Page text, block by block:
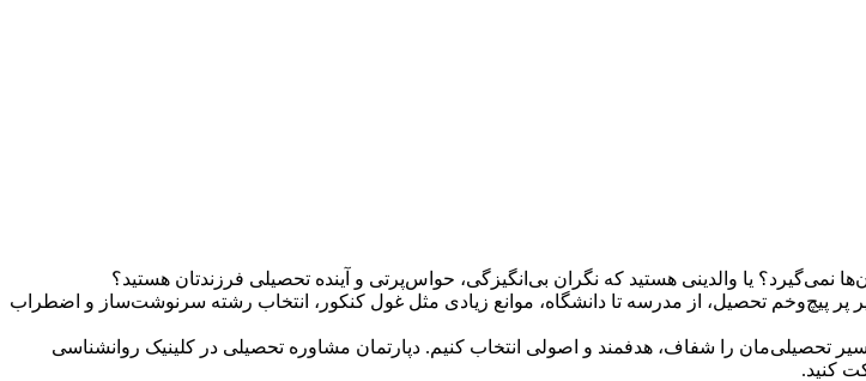
یا والدینی هستید که نگران بی‌انگیزگی، حواس‌پرتی و آینده تحصیلی فرزندتان هستید؟
تحصیل، از مدرسه تا دانشگاه، موانع زیادی مثل غول کنکور، انتخاب رشته سرنوشت‌ساز و اضطراب
تحصیلی‌مان را شفاف، هدفمند و اصولی انتخاب کنیم. دپارتمان مشاوره تحصیلی در کلینیک روانشناسی
کنید.